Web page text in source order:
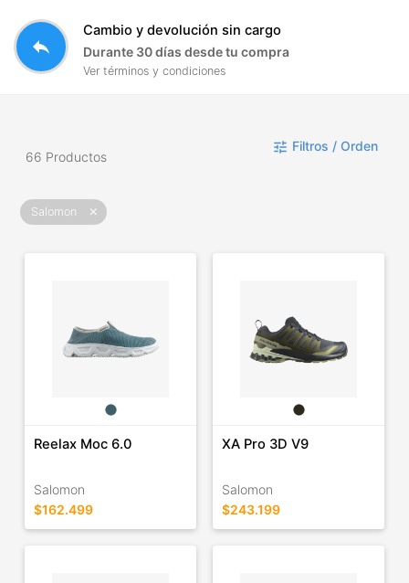
reply
Cambio y devolución sin cargo
Durante 30 días desde tu compra
Ver términos y condiciones
66 Productos
tune Filtros / Orden
Salomon close
Reelax Moc 6.0
Salomon
$162.499
XA Pro 3D V9
Salomon
$243.199